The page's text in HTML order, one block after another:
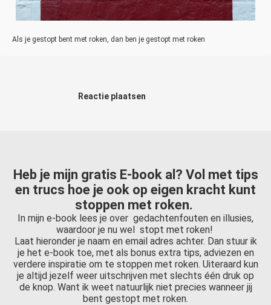
Als je gestopt bent met roken, dan ben je gestopt met roken
Reactie plaatsen
Heb je mijn gratis E-book al? Vol met tips
en trucs hoe je ook op eigen kracht kunt
stoppen met roken.
In mijn e-book lees je over gedachtenfouten en illusies,
waardoor je nu wel stopt met roken!
Laat hieronder je naam en email adres achter. Dan stuur ik
je het e-book toe, met als bonus extra tips, adviezen en
verdere inspiratie om te stoppen met roken. Uiteraard kun
je altijd jezelf weer uitschrijven met slechts één druk op
de knop. Want ik weet natuurlijk niet precies wanneer jij
bent gestopt met roken.